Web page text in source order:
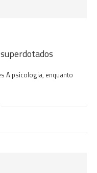
A psicologia, enquanto